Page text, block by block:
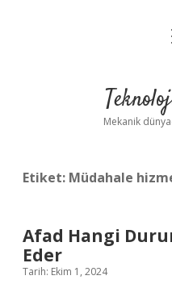
Mekanik
Etiket: Müdahale
Afad Hangi
Eder
Tarih: Ekim 1, 2024